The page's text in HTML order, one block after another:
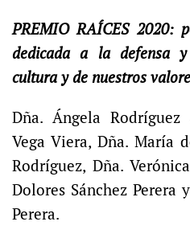
PREMIO RAÍCES 2020:
dedicada a la defensa
cultura y de nuestros
Dña. Ángela
Vega Viera, Dña. María
Rodríguez, Dña.
Dolores Sánchez Perera
Perera.